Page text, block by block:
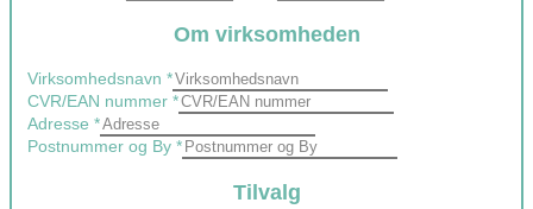
Om virksomheden
Virksomhedsnavn *
CVR/EAN nummer *
Adresse *
Postnummer og By *
Tilvalg